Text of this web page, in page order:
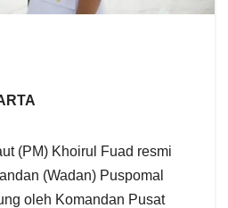
(PM) Khoirul Fuad resmi
(Wadan) Puspomal
oleh Komandan Pusat